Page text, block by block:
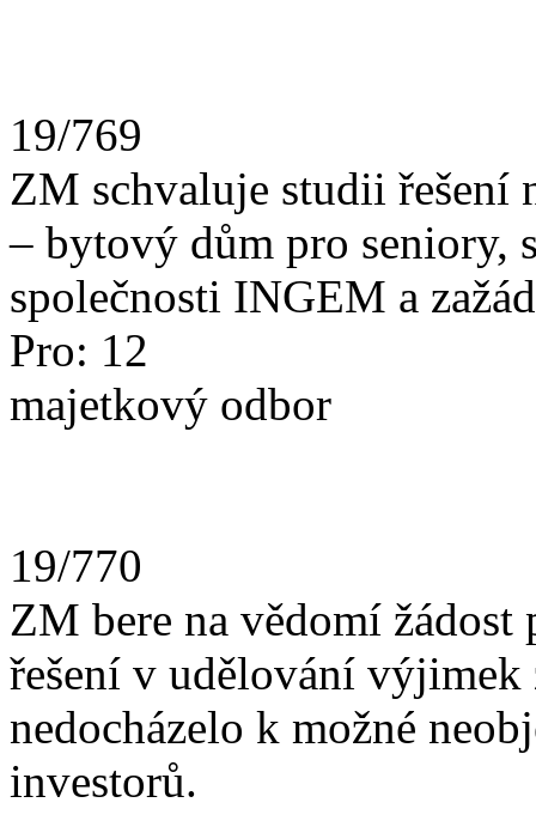
19/769
ZM schvaluje studii řešení
– bytový dům pro seniory,
společnosti INGEM a
Pro:
majetkový odbor
19/770
ZM bere na vědomí
řešení v udělování výjimek
nedocházelo k možné
investorů.